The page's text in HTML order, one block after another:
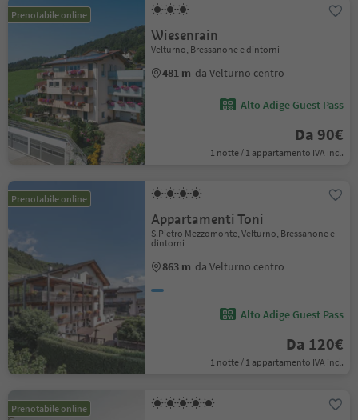
Prenotabile online
Wiesenrain
Velturno, Bressanone e dintorni
481 m da Velturno centro
Alto Adige Guest Pass
Da 90€
1 notte / 1 appartamento IVA incl.
Prenotabile online
Appartamenti Toni
S.Pietro Mezzomonte, Velturno, Bressanone e
dintorni
863 m da Velturno centro
Alto Adige Guest Pass
Da 120€
1 notte / 1 appartamento IVA incl.
Prenotabile online